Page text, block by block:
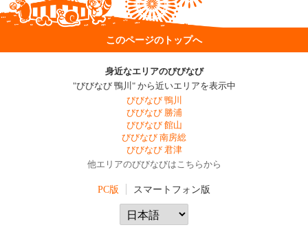
このページのトップへ
身近なエリアのびびなび
"びびなび 鴨川" から近いエリアを表示中
びびなび 鴨川
びびなび 勝浦
びびなび 館山
びびなび 南房総
びびなび 君津
他エリアのびびなびはこちらから
PC版 スマートフォン版